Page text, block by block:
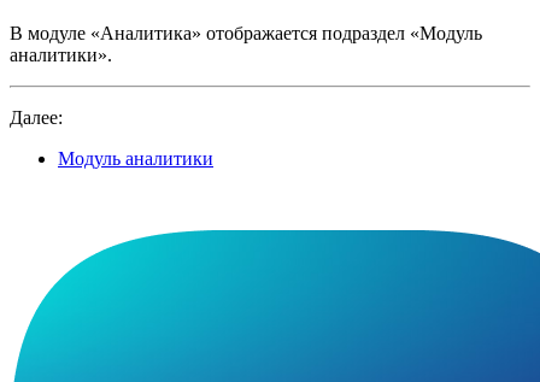
В модуле «Аналитика» отображается подраздел «Модуль
аналитики».
Далее:
Модуль аналитики